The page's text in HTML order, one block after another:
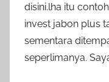
disini.lha itu
invest jabon plus
sementara
seperlimanya.